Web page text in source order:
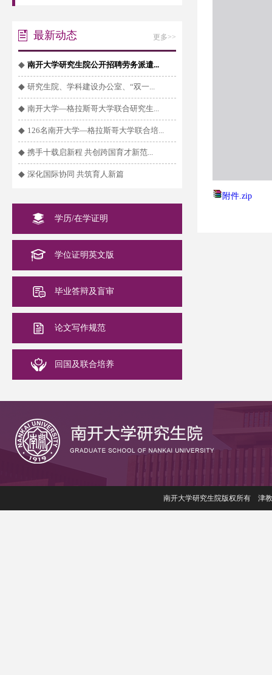
最新动态 更多>>
◆ 南开大学研究生院公开招聘劳务派遣...
◆ 研究生院、学科建设办公室、“双一...
◆ 南开大学—格拉斯哥大学联合研究生...
◆ 126名南开大学—格拉斯哥大学联合培...
◆ 携手十载启新程 共创跨国育才新范...
◆ 深化国际协同 共筑育人新篇
学历/在学证明
学位证明英文版
毕业答辩及盲审
论文写作规范
回国及联合培养
附件.zip
南开大学研究生院版权所有 津